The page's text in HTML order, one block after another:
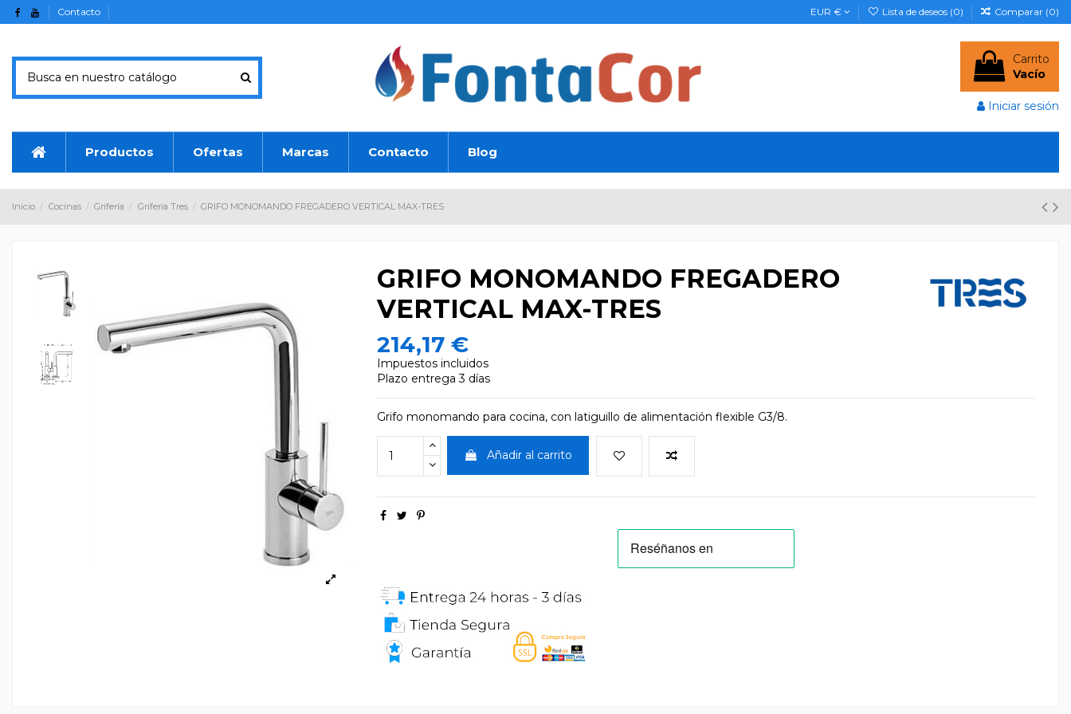
Contacto EUR € Lista de deseos (0) Comparar (0)
Carrito
Vacío
Iniciar sesión
Productos Ofertas Marcas Contacto Blog
Inicio Cocinas Grifería Griferia Tres GRIFO MONOMANDO FREGADERO VERTICAL MAX-TRES
GRIFO MONOMANDO FREGADERO
VERTICAL MAX-TRES
214,17 €
Impuestos incluidos
Plazo entrega 3 días
Grifo monomando para cocina, con latiguillo de alimentación flexible G3/8.
Añadir al carrito